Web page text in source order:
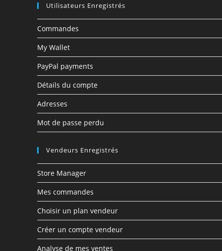
Utilisateurs Enregistrés
Commandes
My Wallet
PayPal payments
Détails du compte
Adresses
Mot de passe perdu
Vendeurs Enregistrés
Store Manager
Mes commandes
Choisir un plan vendeur
Créer un compte vendeur
Analyse de mes ventes